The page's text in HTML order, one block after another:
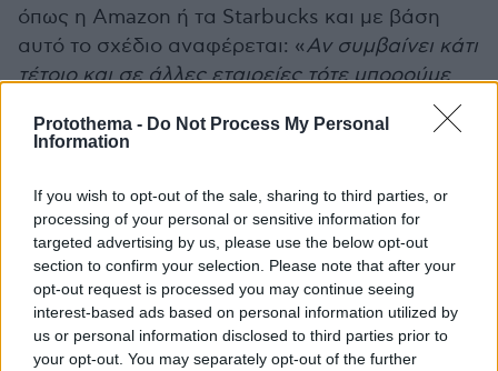
Protothema - Do Not Process My Personal
Information
If you wish to opt-out of the sale, sharing to third parties, or
processing of your personal or sensitive information for
targeted advertising by us, please use the below opt-out
section to confirm your selection. Please note that after your
opt-out request is processed you may continue seeing
interest-based ads based on personal information utilized by
us or personal information disclosed to third parties prior to
your opt-out. You may separately opt-out of the further
όπως η Amazon ή τα Starbucks και με βάση
αυτό το σχέδιο αναφέρεται: «Αν συμβαίνει κάτι
τέτοιο και σε άλλες εταιρείες τότε μπορούμε